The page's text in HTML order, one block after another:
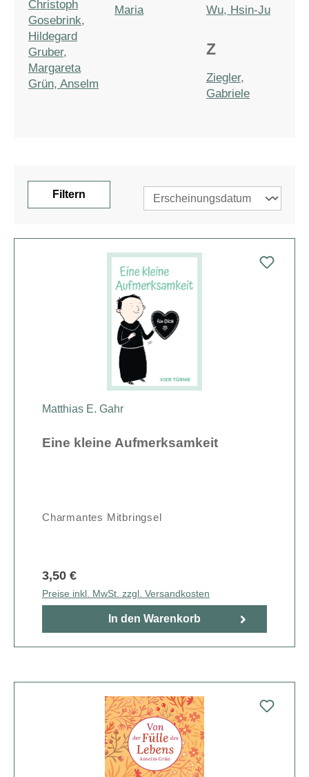
Christoph
Gosebrink,
Hildegard
Gruber,
Margareta
Grün, Anselm
Maria
Wu, Hsin-Ju
Z
Ziegler,
Gabriele
Filtern
Matthias E. Gahr
Eine kleine Aufmerksamkeit
Charmantes Mitbringsel
3,50 €
Preise inkl. MwSt. zzgl. Versandkosten
In den Warenkorb